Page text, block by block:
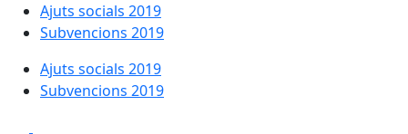
Ajuts socials 2019
Subvencions 2019
Ajuts socials 2019
Subvencions 2019